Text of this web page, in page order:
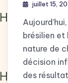
juillet 15,
brésilien
nature de
décision
des